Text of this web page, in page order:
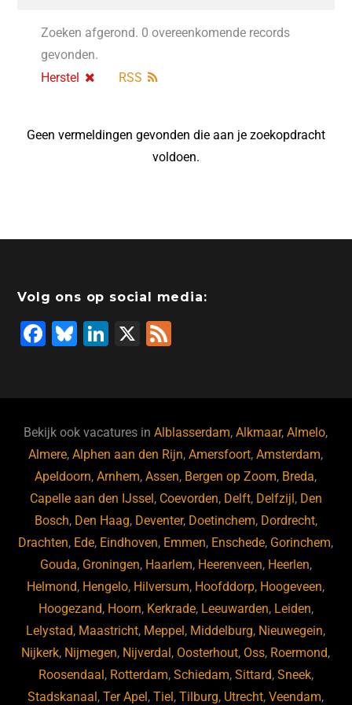
Zoeken afgerond. 0 overeenkomende records
gevonden.
Herstel
RSS
Geen vermeldingen gevonden die aan je zoekopdracht
voldoen.
Volg ons op social media:
F
b
o
o
k
Bl
ky
Li
dI
n
X
Bekijk ook vacatures inAlblasserdam,Alkmaar,Almelo,
Almere,Alphen aan den Rijn,Amersfoort,Amsterdam,
Apeldoorn,Arnhem,Assen, Bergen op Zoom, Breda,
Capelle aan den IJssel , Coevorden, Delft, Delfzijl , Den
Bosch, Den Haag, Deventer, Doetinchem, Dordrecht,
Drachten, Ede, Eindhoven, Emmen, Enschede, Gorinchem,
Gouda, Groningen, Haarlem, Heerenveen, Heerlen,
Helmond, Hengelo, Hilversum, Hoofddorp, Hoogeveen,
Hoogezand, Hoorn, Kerkrade, Leeuwarden, Leiden,
Lelystad, Maastricht, Meppel , Middelburg, Nieuwegein,
Nijkerk, Nijmegen, Nijverdal , Oosterhout, Oss, Roermond,
Roosendaal , Rotterdam, Schiedam, Sittard, Sneek,
Stadskanaal ,Ter Apel ,Tiel ,Tilburg, Utrecht,Veendam,